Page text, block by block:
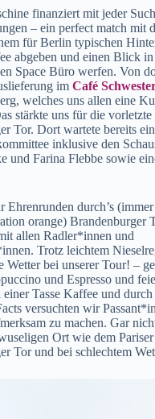
finanziert mit jeder
– ein perfect match mit
für Berlin typischen
abgeben und einen Blick
Space Büro werfen. Von
im Café
welches uns allen eine
stärkte uns für die
Tor. Dort wartete bereits ein
inklusive den
und Farina Flebbe sowie
Ehrenrunden durch’s
orange) Brandenburger
allen Radler*innen und
Trotz leichtem
Wetter bei unserer Tour! –
und Espresso und
Tasse Kaffee und durch
versuchten wir
zu machen. Gar
Ort wie dem
Tor und bei schlechtem